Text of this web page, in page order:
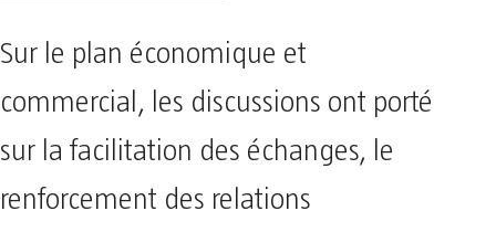
Sur le plan économique et
commercial, les discussions ont porté
sur la facilitation des échanges, le
renforcement des relations